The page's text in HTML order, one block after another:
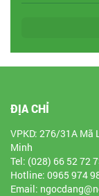
ĐỊA CHỈ
VPKD: 276/31A Mã
Minh
Tel: (028) 66 52 72
Hotline: 0965 974
Email: